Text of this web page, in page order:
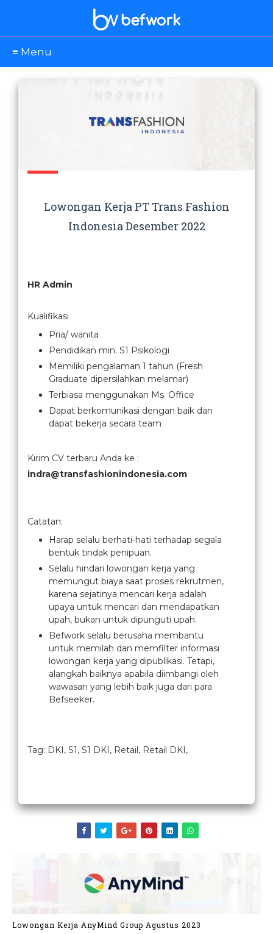
≡ Menu
Lowongan Kerja PT Trans Fashion
Indonesia Desember 2022
HR Admin
Kualifikasi
Pria/ wanita
Pendidikan min. S1 Psikologi
Memiliki pengalaman 1 tahun (Fresh
Graduate dipersilahkan melamar)
Terbiasa menggunakan Ms. Office
Dapat berkomunikasi dengan baik dan
dapat bekerja secara team
Kirim CV terbaru Anda ke :
indra@transfashionindonesia.com
Catatan:
Harap selalu berhati-hati terhadap segala
bentuk tindak penipuan.
Selalu hindari lowongan kerja yang
memungut biaya saat proses rekrutmen,
karena sejatinya mencari kerja adalah
upaya untuk mencari dan mendapatkan
upah, bukan untuk dipunguti upah.
Befwork selalu berusaha membantu
untuk memilah dan memfilter informasi
lowongan kerja yang dipublikasi. Tetapi,
alangkah baiknya apabila diimbangi oleh
wawasan yang lebih baik juga dari para
Befseeker.
Tag: DKI, S1, S1 DKI, Retail, Retail DKI,
Lowongan Kerja AnyMind Group Agustus 2023